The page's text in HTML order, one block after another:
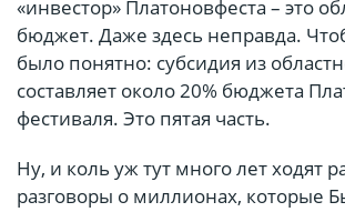
«инвестор» Платоновфеста – это
бюджет. Даже здесь неправда.
было понятно: субсидия из
составляет около 20% бюджета
фестиваля. Это пятая часть.
Ну, и коль уж тут много лет ходят
разговоры о миллионах, которые